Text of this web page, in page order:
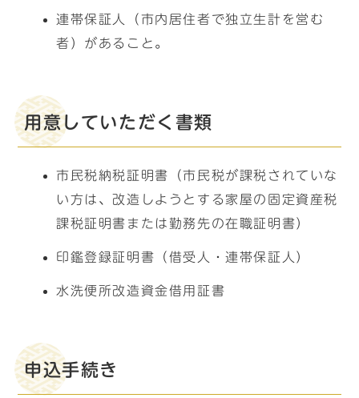
連帯保証人（市内居住者で独立生計を営む
者）があること。
用意していただく書類
市民税納税証明書（市民税が課税されていな
い方は、改造しようとする家屋の固定資産税
課税証明書または勤務先の在職証明書）
印鑑登録証明書（借受人・連帯保証人）
水洗便所改造資金借用証書
申込手続き